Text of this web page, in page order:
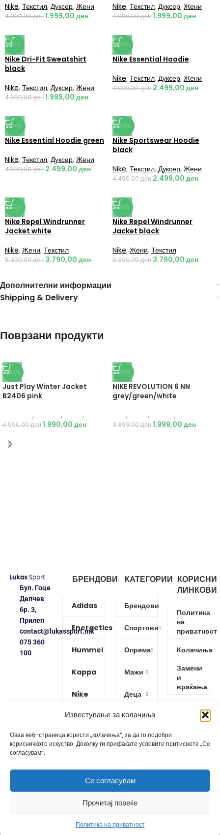
Известување за колачиња
Оваа веб-страница користи „колачиња“, за да го подобри
корисничкото искуство. Доколку ги прифаќате условите притиснете „Се
согласувам“.
Се согласувам
Прочитај повеќе
Политика на приватност
Nike, Текстил, Дуксер, Жени
4.090,00ден1.999,00 ден
Nike, Текстил, Дуксер, Жени
4.090,00ден1.999,00 ден
-51%
Nike Dri-Fit Sweatshirt
black
Nike, Текстил, Дуксер, Жени
4.090,00ден1.999,00 ден
-39%
Nike Essential Hoodie
Nike, Текстил, Дуксер, Жени
4.099,00ден 2.499,00 ден
-39%
Nike Essential Hoodie green
Nike, Текстил, Дуксер, Жени
4.099,00ден 2.499,00 ден
-44%
Nike Sportswear Hoodie
black
Nike, Текстил, Дуксер, Жени
4.490,00ден 2.499,00 ден
-30%
Nike Repel Windrunner
Jacket white
Nike, Жени, Текстил
5.390,00ден 3.790,00 ден
-30%
Nike Repel Windrunner
Jacket black
Nike, Жени, Текстил
5.390,00ден 3.790,00 ден
Дополнителни информации
Shipping & Delivery
Поврзани продукти
-60%
Just Play Winter Jacket
B2406 pink
, , ,
4.990,00ден1.990,00 ден
-49%
NIKE REVOLUTION 6 NN
grey/green/white
, , ,
3.899,00ден1.999,00 ден
Бул. Гоце
Делчев
бр. 3,
Прилеп
contact@lukassport.mk
075 360
100
БРЕНДОВИ
Adidas
Energetics
Hummel
Kappa
Nike
Protouch
Puma
КАТЕГОРИИ
Брендови
Спортови
Опрема
Мажи
Деца
Жени
КОРИСНИ
ЛИНКОВИ
Политика
на
приватност
Колачиња
Замени
и
враќања
GoBro Studio